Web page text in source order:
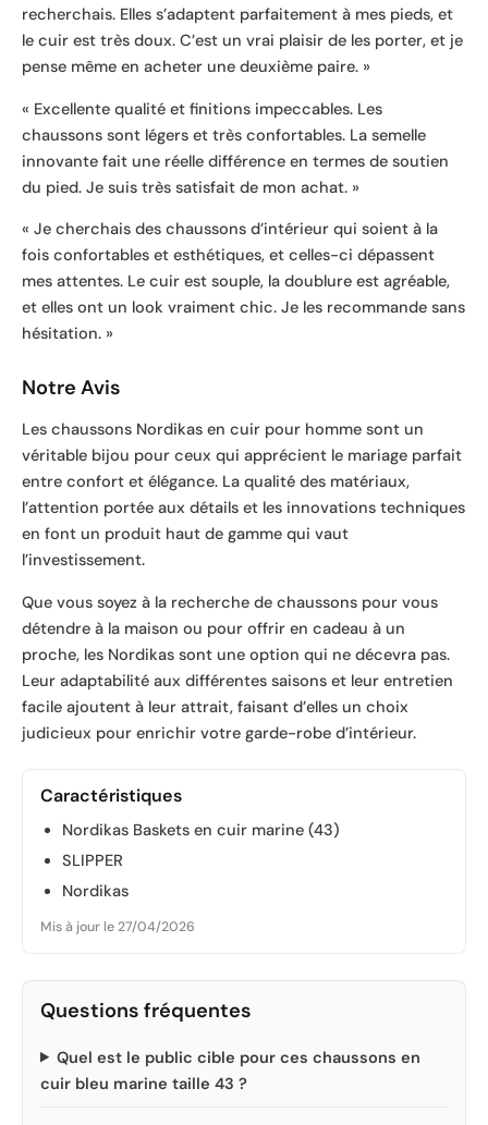
recherchais. Elles s’adaptent parfaitement à mes pieds, et
le cuir est très doux. C’est un vrai plaisir de les porter, et je
pense même en acheter une deuxième paire. »
« Excellente qualité et finitions impeccables. Les
chaussons sont légers et très confortables. La semelle
innovante fait une réelle différence en termes de soutien
du pied. Je suis très satisfait de mon achat. »
« Je cherchais des chaussons d’intérieur qui soient à la
fois confortables et esthétiques, et celles-ci dépassent
mes attentes. Le cuir est souple, la doublure est agréable,
et elles ont un look vraiment chic. Je les recommande sans
hésitation. »
Notre Avis
Les chaussons Nordikas en cuir pour homme sont un
véritable bijou pour ceux qui apprécient le mariage parfait
entre confort et élégance. La qualité des matériaux,
l’attention portée aux détails et les innovations techniques
en font un produit haut de gamme qui vaut
l’investissement.
Que vous soyez à la recherche de chaussons pour vous
détendre à la maison ou pour offrir en cadeau à un
proche, les Nordikas sont une option qui ne décevra pas.
Leur adaptabilité aux différentes saisons et leur entretien
facile ajoutent à leur attrait, faisant d’elles un choix
judicieux pour enrichir votre garde-robe d’intérieur.
Caractéristiques
Nordikas Baskets en cuir marine (43)
SLIPPER
Nordikas
Mis à jour le 27/04/2026
Questions fréquentes
Quel est le public cible pour ces chaussons en
cuir bleu marine taille 43 ?